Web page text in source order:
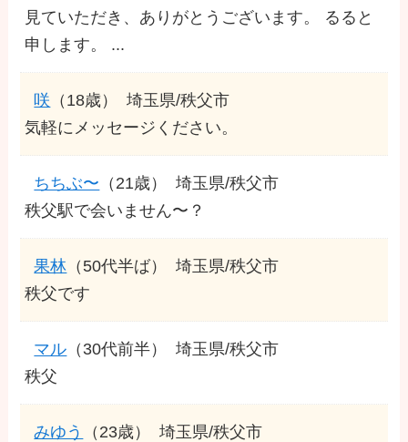
見ていただき、ありがとうございます。 るると
申します。 ...
咲 （18歳）
埼玉県/秩父市
気軽にメッセージください。
ちちぶ〜 （21歳）
埼玉県/秩父市
秩父駅で会いません〜？
果林 （50代半ば）
埼玉県/秩父市
秩父です
マル （30代前半）
埼玉県/秩父市
秩父
みゆう （23歳） 埼玉県/秩父市